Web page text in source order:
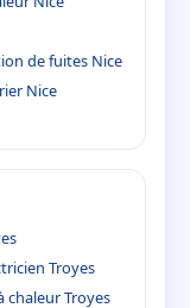
de fuites Nice
Nice
Troyes
chaleur Troyes